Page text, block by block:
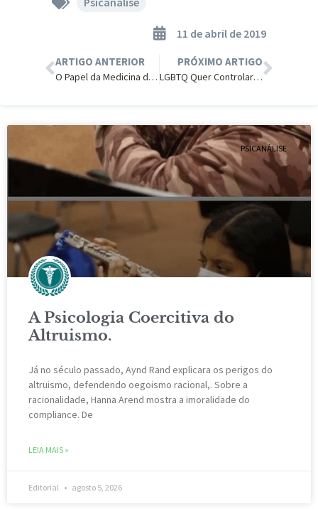
11 de abril de 2019
ARTIGO ANTERIOR
O Papel da Medicina diante da Mudança de Sexo.
PRÓXIMO ARTIGO
LGBTQ Quer Controlar Decisões sobre Saúde Mental
PSICANÁLISE
A Psicologia Coercitiva do
Altruismo.
Já no século passado, Aynd Rand explicara os perigos do
altruismo, defendendo oegoismo racional,. Sobre a
racionalidade, Hanna Arend mostra a imoralidade do
compliance. De
LEIA MAIS »
Editorial agosto 5, 2026